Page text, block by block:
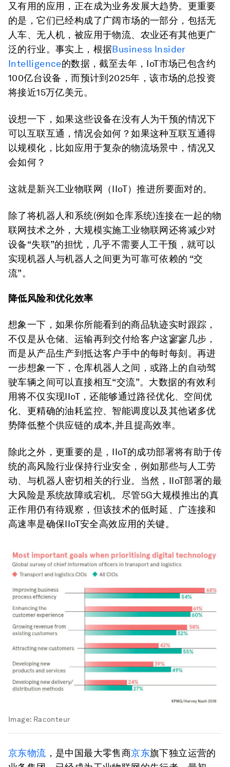
又有用的应用，正在成为业务发展大趋势。更重要
的是，它们已经构成了广阔市场的一部分，包括无
人车、无人机，被应用于物流、农业还有其他更广
泛的行业。事实上，根据Business Insider
Intelligence的数据，截至去年，IoT市场已包含约
100亿台设备，而预计到2025年，该市场的总投资
将接近15万亿美元。
设想一下，如果这些设备在没有人为干预的情况下
可以互联互通，情况会如何？如果这种互联互通得
以规模化，比如应用于复杂的物流场景中，情况又
会如何？
这就是新兴工业物联网（IIoT）推进所要面对的。
除了将机器人和系统(例如仓库系统)连接在一起的物
联网技术之外，大规模实施工业物联网还将减少对
设备“失联”的担忧，几乎不需要人工干预，就可以
实现机器人与机器人之间更为可靠可依赖的 “交
流”。
降低风险和优化效率
想象一下，如果你所能看到的商品轨迹实时跟踪，
不仅是从仓储、运输再到交付给客户这寥寥几步，
而是从产品生产到抵达客户手中的每时每刻。再进
一步想象一下，仓库机器人之间，或路上的自动驾
驶车辆之间可以直接相互“交流”。大数据的有效利
用将不仅实现IIoT，还能够通过路径优化、空间优
化、更精确的油耗监控、智能调度以及其他诸多优
势降低整个供应链的成本,并且提高效率。
除此之外，更重要的是，IIoT的成功部署将有助于传
统的高风险行业保持行业安全，例如那些与人工劳
动、与机器人密切相关的行业。当然，IIoT部署的最
大风险是系统故障或宕机。尽管5G大规模推出的真
正作用仍有待观察，但该技术的低时延、广连接和
高速率是确保IIoT安全高效应用的关键。
Image: Raconteur
京东物流 ，是中国最大零售商京东旗下独立运营的